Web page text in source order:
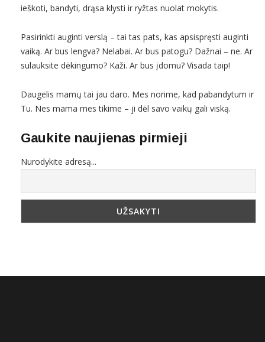
ieškoti, bandyti, drąsa klysti ir ryžtas nuolat mokytis.
Pasirinkti auginti verslą – tai tas pats, kas apsispręsti auginti
vaiką. Ar bus lengva? Nelabai. Ar bus patogu? Dažnai – ne. Ar
sulauksite dėkingumo? Kaži. Ar bus įdomu? Visada taip!
Daugelis mamų tai jau daro. Mes norime, kad pabandytum ir
Tu. Nes mama mes tikime – ji dėl savo vaikų gali viską.
Gaukite naujienas pirmieji
Nurodykite adresą...